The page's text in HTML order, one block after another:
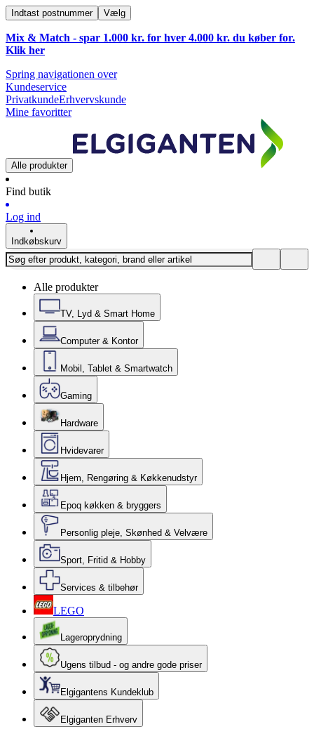
Indtast postnummer Vælg
Mix & Match - spar 1.000 kr. for hver 4.000 kr. du køber for.
Klik her
Spring navigationen over
Kundeservice
PrivatkundeErhvervskunde
Mine favoritter
Alle produkter
Find butik
Log ind
Indkøbskurv
Alle produkter
TV, Lyd & Smart Home
Computer & Kontor
Mobil, Tablet & Smartwatch
Gaming
Hardware
Hvidevarer
Hjem, Rengøring & Køkkenudstyr
Epoq køkken & bryggers
Personlig pleje, Skønhed & Velvære
Sport, Fritid & Hobby
Services & tilbehør
LEGO
Lageroprydning
Ugens tilbud - og andre gode priser
Elgigantens Kundeklub
Elgiganten Erhverv